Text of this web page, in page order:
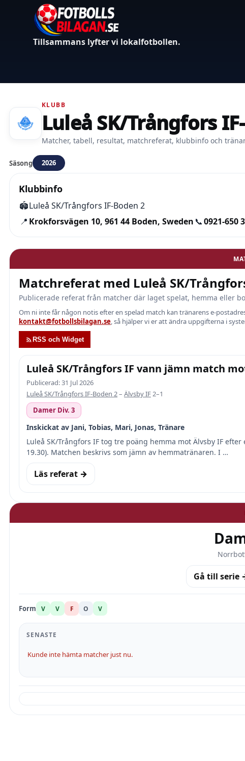
Tillsammans lyfter vi lokalfotbollen.
KLUBB
Luleå SK/Trångfors
Matcher, tabell, resultat, matchreferat, klubbinfo och
Säsong 2026
Klubbinfo
🏟️Luleå SK/Trångfors IF-Boden 2
📍 Krokforsvägen 10, 961 44 Boden, Sweden 📞0921-650
Matchreferat med Luleå SK/
Publicerade referat från matcher där laget spelat, hemma eller
Om ni inte får någon notis efter en spelad match kan tränarens e-
kontakt@fotbollsbilagan.se, så hjälper vi er att ändra uppgifterna i
RSS och Widget
Luleå SK/Trångfors IF vann jämn match
Publicerad: 31 Jul 2026
Luleå SK/Trångfors IF-Boden 2– Älvsby IF2–1
Damer Div. 3
Inskickat av Jani, Tobias, Mari, Jonas, Tränare
Luleå SK/Trångfors IF tog tre poäng hemma mot Älvsby IF
19.30). Matchen beskrivs som jämn av hemmatränaren. I …
Läs referat →
Gå till serie
Form V V F O V
SENASTE
Kunde inte hämta matcher just nu.